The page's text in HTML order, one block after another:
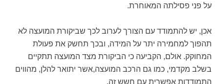
על פני פסילתה המאוחרת.
אכן, יש להתמודד עם הצורך לערוב לכך שביקורת המועצה לא
תהפוך למחמירה יתר על המידה, ובכך תחשק את פעולת
המחוקק. אולם, הקביעה כי הביקורת מצד המועצה תתקיים
בשלב מקדמי, כמו גם הרכב המועצה,אשר יתואר להלן, מהווים
התמודדות אפשרית עם חשש זה.